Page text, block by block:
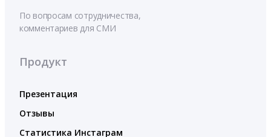
По вопросам сотрудничества,
комментариев для СМИ
Продукт
Презентация
Отзывы
Статистика Инстаграм